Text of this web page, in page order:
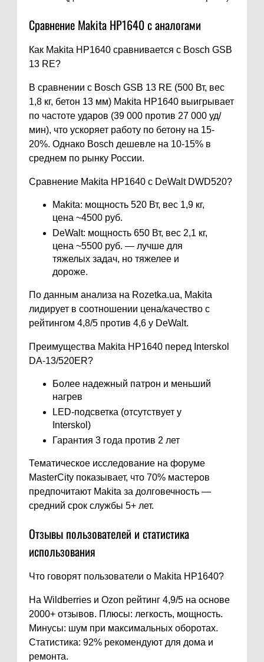
Сравнение Makita HP1640 с аналогами
Как Makita HP1640 сравнивается с Bosch GSB
13 RE?
В сравнении с Bosch GSB 13 RE (500 Вт, вес
1,8 кг, бетон 13 мм) Makita HP1640 выигрывает
по частоте ударов (39 000 против 27 000 уд/
мин), что ускоряет работу по бетону на 15-
20%. Однако Bosch дешевле на 10-15% в
среднем по рынку России.
Сравнение Makita HP1640 с DeWalt DWD520?
Makita: мощность 520 Вт, вес 1,9 кг,
цена ~4500 руб.
DeWalt: мощность 650 Вт, вес 2,1 кг,
цена ~5500 руб. — лучше для
тяжелых задач, но тяжелее и
дороже.
По данным анализа на Rozetka.ua, Makita
лидирует в соотношении цена/качество с
рейтингом 4,8/5 против 4,6 у DeWalt.
Преимущества Makita HP1640 перед Interskol
DA-13/520ER?
Более надежный патрон и меньший
нагрев
LED-подсветка (отсутствует у
Interskol)
Гарантия 3 года против 2 лет
Тематическое исследование на форуме
MasterCity показывает, что 70% мастеров
предпочитают Makita за долговечность —
средний срок службы 5+ лет.
Отзывы пользователей и статистика
использования
Что говорят пользователи о Makita HP1640?
На Wildberries и Ozon рейтинг 4,9/5 на основе
2000+ отзывов. Плюсы: легкость, мощность.
Минусы: шум при максимальных оборотах.
Статистика: 92% рекомендуют для дома и
ремонта.